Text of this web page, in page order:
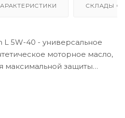
СКЛАДЫ
5W-40 - универсальное
моторное масло,
максимальной защиты